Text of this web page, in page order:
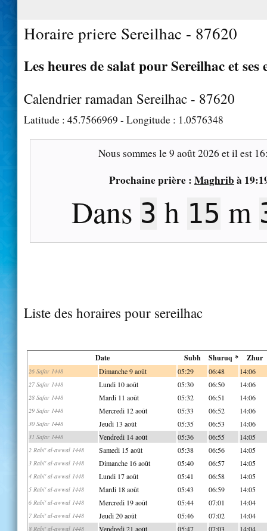
Horaire priere Sereilhac - 87620
Les heures de salat pour Sereilhac et ses
Calendrier ramadan Sereilhac - 87620
Latitude : 45.7566969 - Longitude : 1.0576348
Nous sommes le9 août 2026 et il est
Prochaine prière : Maghrib à
Dans 3 h 15 m
Liste des horaires pour sereilhac
Date Subh Shuruq * Zhur
26 Safar 1448 Dimanche 9 août 05:29 06:48 14:06
27 Safar 1448 Lundi 10 août 05:30 06:50 14:06
28 Safar 1448 Mardi 11 août 05:32 06:51 14:06
29 Safar 1448 Mercredi 12 août 05:33 06:52 14:06
30 Safar 1448 Jeudi 13 août 05:35 06:53 14:06
31 Safar 1448 Vendredi 14 août 05:36 06:55 14:05
2 Rabi' al-awwal 1448 Samedi 15 août 05:38 06:56 14:05
3 Rabi' al-awwal 1448 Dimanche 16 août 05:40 06:57 14:05
4 Rabi' al-awwal 1448 Lundi 17 août 05:41 06:58 14:05
5 Rabi' al-awwal 1448 Mardi 18 août 05:43 06:59 14:05
6 Rabi' al-awwal 1448 Mercredi 19 août 05:44 07:01 14:04
7 Rabi' al-awwal 1448 Jeudi 20 août 05:46 07:02 14:04
8 Rabi' al-awwal 1448 Vendredi 21 août 05:47 07:03 14:04